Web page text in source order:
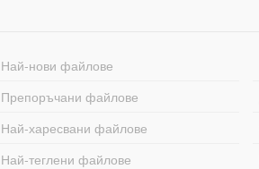
Най-нови файлове
Препоръчани файлове
Най-харесвани файлове
Най-теглени файлове